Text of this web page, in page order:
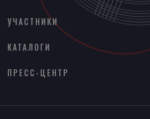
УЧАСТНИКИ
КАТАЛОГИ
ПРЕСС-ЦЕНТР